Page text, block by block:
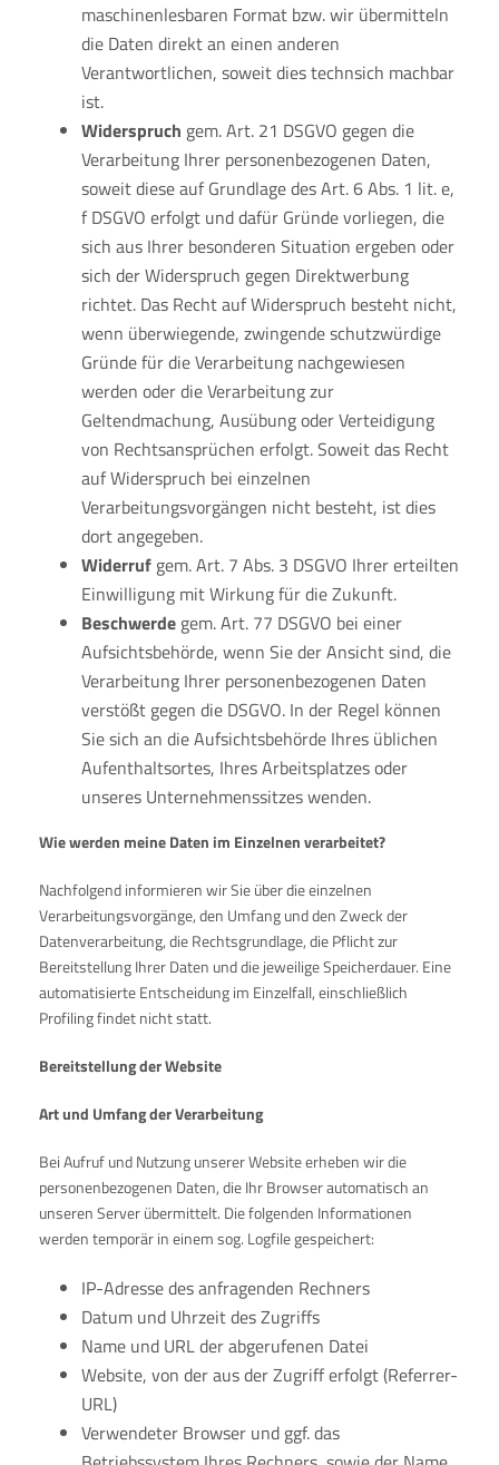
maschinenlesbaren Format bzw. wir übermitteln
die Daten direkt an einen anderen
Verantwortlichen, soweit dies technsich machbar
ist.
Widerspruch gem. Art. 21 DSGVO gegen die
Verarbeitung Ihrer personenbezogenen Daten,
soweit diese auf Grundlage des Art. 6 Abs. 1 lit. e,
f DSGVO erfolgt und dafür Gründe vorliegen, die
sich aus Ihrer besonderen Situation ergeben oder
sich der Widerspruch gegen Direktwerbung
richtet. Das Recht auf Widerspruch besteht nicht,
wenn überwiegende, zwingende schutzwürdige
Gründe für die Verarbeitung nachgewiesen
werden oder die Verarbeitung zur
Geltendmachung, Ausübung oder Verteidigung
von Rechtsansprüchen erfolgt. Soweit das Recht
auf Widerspruch bei einzelnen
Verarbeitungsvorgängen nicht besteht, ist dies
dort angegeben.
Widerrufgem. Art. 7 Abs. 3 DSGVO Ihrer erteilten
Einwilligung mit Wirkung für die Zukunft.
Beschwerdegem. Art. 77 DSGVO bei einer
Aufsichtsbehörde, wenn Sie der Ansicht sind, die
Verarbeitung Ihrer personenbezogenen Daten
verstößt gegen die DSGVO. In der Regel können
Sie sich an die Aufsichtsbehörde Ihres üblichen
Aufenthaltsortes, Ihres Arbeitsplatzes oder
unseres Unternehmenssitzes wenden.
Wie werden meine Daten im Einzelnen verarbeitet?
Nachfolgend informieren wir Sie über die einzelnen
Verarbeitungsvorgänge, den Umfang und den Zweck der
Datenverarbeitung, die Rechtsgrundlage, die Pflicht zur
Bereitstellung Ihrer Daten und die jeweilige Speicherdauer. Eine
automatisierte Entscheidung im Einzelfall, einschließlich
Profiling findet nicht statt.
Bereitstellung der Website
Art und Umfang der Verarbeitung
Bei Aufruf und Nutzung unserer Website erheben wir die
personenbezogenen Daten, die Ihr Browser automatisch an
unseren Server übermittelt. Die folgenden Informationen
werden temporär in einem sog. Logfile gespeichert:
IP-Adresse des anfragenden Rechners
Datum und Uhrzeit des Zugriffs
Name und URL der abgerufenen Datei
Website, von der aus der Zugriff erfolgt (Referrer-
URL)
Verwendeter Browser und ggf. das